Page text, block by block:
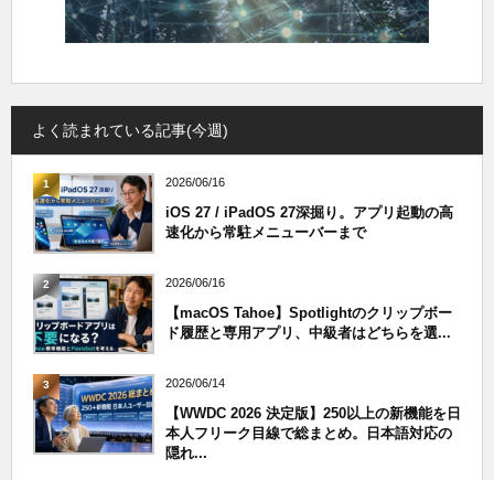
よく読まれている記事(今週)
1 2026/06/16
iOS 27 / iPadOS 27深掘り。アプリ起動の高
速化から常駐メニューバーまで
2 2026/06/16
【macOS Tahoe】Spotlightのクリップボー
ド履歴と専用アプリ、中級者はどちらを選...
3 2026/06/14
【WWDC 2026 決定版】250以上の新機能を日
本人フリーク目線で総まとめ。日本語対応の
隠れ...